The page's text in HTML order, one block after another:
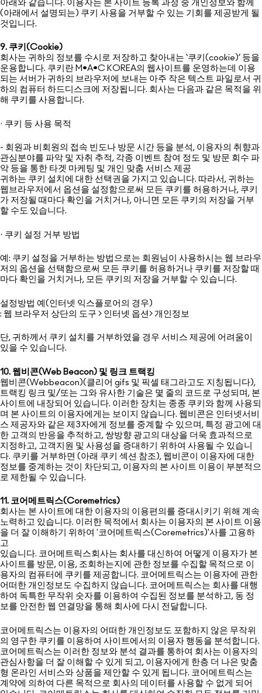
아래와 같습니다. 이용자는 본 사이트 등록 과정 중 개인정보와 함께
(아래에서 설명되는) 쿠키 사용을 거부할 수 있는 기회를 제공받게 될
것입니다.
9. 쿠키(Cookie)
회사는 귀하의 정보를 수시로 저장하고 찾아내는 ‘쿠키(cookie)’ 등을
운용합니다. 쿠키란 M•A•C KOREA의 웹사이트를 운영하는데 이용
되는 서버가 귀하의 브라우저에 보내는 아주 작은 텍스트 파일로서 귀
하의 컴퓨터 하드디스크에 저장됩니다. 회사는 다음과 같은 목적을 위
해 쿠키를 사용합니다.
· 쿠키 등 사용 목적
- 회원과 비회원의 접속 빈도나 방문 시간 등을 분석, 이용자의 취향과
관심분야를 파악 및 자취 추적, 각종 이벤트 참여 정도 및 방문 회수 파
악 등을 통한 타겟 마케팅 및 개인 맞춤 서비스 제공
귀하는 쿠키 설치에 대한 선택권을 가지고 있습니다. 따라서, 귀하는
웹브라우저에서 옵션을 설정함으로써 모든 쿠키를 허용하거나, 쿠키
가 저장될 때마다 확인을 거치거나, 아니면 모든 쿠키의 저장을 거부
할 수도 있습니다.
· 쿠키 설정 거부 방법
예: 쿠키 설정을 거부하는 방법으로는 회원님이 사용하시는 웹 브라우
저의 옵션을 선택함으로써 모든 쿠키를 허용하거나 쿠키를 저장할 때
마다 확인을 거치거나, 모든 쿠키의 저장을 거부할 수 있습니다.
설정방법 예(인터넷 익스플로어의 경우)
: 웹 브라우저 상단의 도구 > 인터넷 옵션> 개인정보
단, 귀하께서 쿠키 설치를 거부하였을 경우 서비스 제공에 어려움이
있을 수 있습니다.
10. 웹비콘(Web Beacon) 및 링크 트랙킹
웹비콘(Webbeacon)(클리어 gifs 및 픽셀 태그라고도 지칭됩니다),
트랙킹 링크 및/또는 그와 유사한 기술은 몇 줄의 코드로 구성되며, 본
사이트에 내장되어 있습니다. 이러한 장치는 종종 쿠키와 함께 사용되
며 본 사이트의 이용자에게는 보이지 않습니다. 웹비콘은 인터넷서비
스 제공자와 같은 제3자에게 정보를 중계할 수 있으며, 특정 광고에 대
한 고객의 반응을 추적하고, 쌍방향 광고의 대상을 더욱 효과적으로
지정하고, 고객지원 및 사용성을 증대하기 위하여 사용될 수 있습니
다. 쿠키를 거부하면 (아래 쿠키 섹션 참조), 웹비콘이 이용자에 대한
정보를 중계하는 것이 차단되고, 이용자의 본 사이트 이용이 부분적으
로 제한될 수 있습니다.
11. 코어메트릭스(Coremetrics)
회사는 본 사이트에 대한 이용자의 이용편의를 증대시키기 위해 계속
노력하고 있습니다. 이러한 목적에서 회사는 이용자의 본 사이트 이용
을 더 잘 이해하기 위하여 '코어메트릭스(Coremetrics)'사를 고용하
고
있습니다. 코어메트릭스회사는 회사를 대신하여 어떻게 이용자가 본
사이트를 방문, 이용, 조회하는지에 관한 정보를 수집할 목적으로 이
용자의 컴퓨터에 쿠키를 제공합니다. 코어메트릭스는 이용자에 관한
어떠한 개인정보도 수집하지 않습니다. 코어메트릭스는 회사를 대행
하여 독특한 무작위 숫자를 이용하여 수집된 정보를 분석하고, 동 정
보를 안전한 웹 연결망을 통해 회사에 다시 전달합니다.
코어메트릭스는 이용자의 어떠한 개인정보도 포함하지 않은 무작위
의 영구한 쿠키를 이용하여 사이트에서의 이용자 행동을 분석합니다.
코어메트릭스는 이러한 정보와 분석 결과를 통하여 회사는 이용자의
관심사항을 더 잘 이해할 수 있게 되고, 이용자에게 한층 더 나은 맞춤
형 온라인 서비스와 상품을 제안할 수 있게 됩니다. 코어메트릭스는
계약에 의하여 다른 목적으로 회사의 데이터를 사용할 수 없게 되어